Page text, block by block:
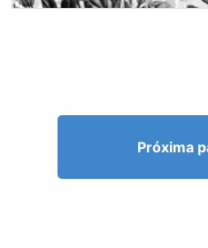
Próxima